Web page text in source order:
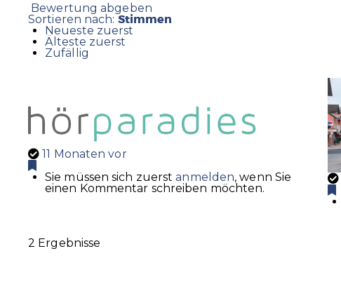
Bewertung abgeben
Sortieren nach: Stimmen
Neueste zuerst
Älteste zuerst
Zufällig
11 Monaten vor
Sie müssen sich zuerstanmelden, wenn Sie
einen Kommentar schreiben möchten.
2 Ergebnisse